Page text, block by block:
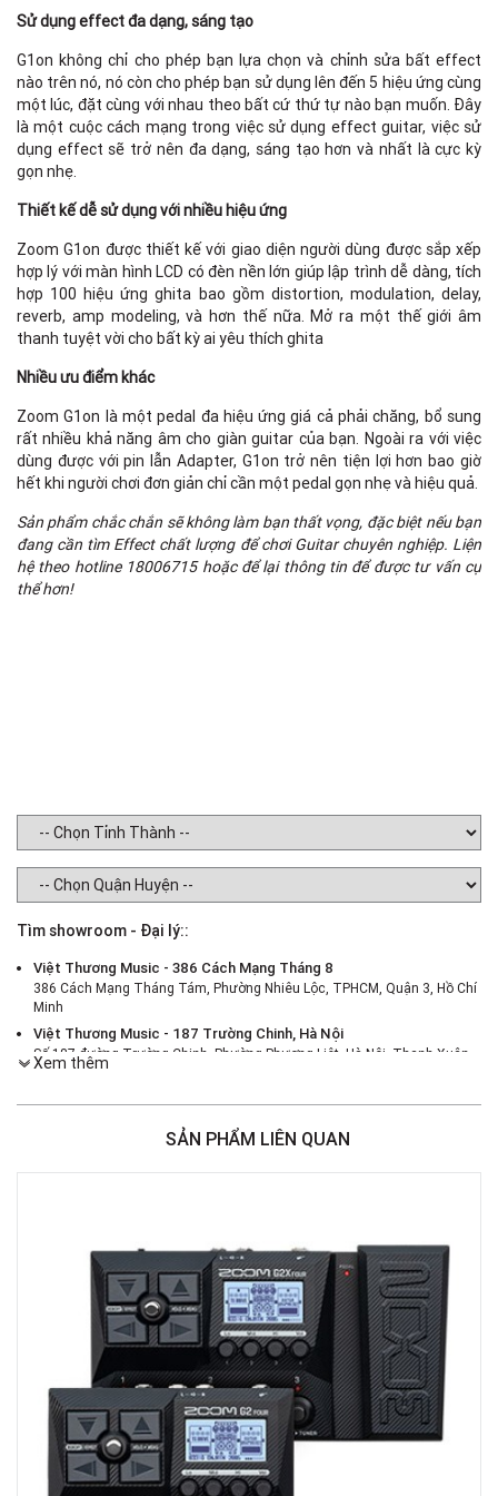
Sử dụng effect đa dạng, sáng tạo
G1on không chỉ cho phép bạn lựa chọn và chỉnh sửa bất effect
nào trên nó, nó còn cho phép bạn sử dụng lên đến 5 hiệu ứng cùng
một lúc, đặt cùng với nhau theo bất cứ thứ tự nào bạn muốn. Đây
là một cuộc cách mạng trong việc sử dụng effect guitar, việc sử
dụng effect sẽ trở nên đa dạng, sáng tạo hơn và nhất là cực kỳ
gọn nhẹ.
Thiết kế dễ sử dụng với nhiều hiệu ứng
Zoom G1on được thiết kế với giao diện người dùng được sắp xếp
hợp lý với màn hình LCD có đèn nền lớn giúp lập trình dễ dàng, tích
hợp 100 hiệu ứng ghita bao gồm distortion, modulation, delay,
reverb, amp modeling, và hơn thế nữa. Mở ra một thế giới âm
thanh tuyệt vời cho bất kỳ ai yêu thích ghita
Nhiều ưu điểm khác
Zoom G1on là một pedal đa hiệu ứng giá cả phải chăng, bổ sung
rất nhiều khả năng âm cho giàn guitar của bạn. Ngoài ra với việc
dùng được với pin lẫn Adapter, G1on trở nên tiện lợi hơn bao giờ
hết khi người chơi đơn giản chỉ cần một pedal gọn nhẹ và hiệu quả.
Sản phẩm chắc chắn sẽ không làm bạn thất vọng, đặc biệt nếu bạn
đang cần tìm Effect chất lượng để chơi Guitar chuyên nghiệp. Liện
hệ theo hotline 18006715 hoặc để lại thông tin để được tư vấn cụ
thể hơn!
Tìm showroom - Đại lý::
Việt Thương Music - 386 Cách Mạng Tháng 8
386 Cách Mạng Tháng Tám, Phường Nhiêu Lộc, TPHCM, Quận 3, Hồ Chí
Minh
Việt Thương Music - 187 Trường Chinh, Hà Nội
Số 187 đường Trường Chinh, Phường Phương Liệt, Hà Nội, Thanh Xuân ,
Hà Nội
Việt Thương Music - 46 Hào Nam
Việt Thương Music - Crescent Mall
Việt Thương Music - 369 Điện Biên Phủ
369 Điện Biên Phủ, Phường Bàn Cờ, TPHCM, Quận 3, Hồ Chí Minh
Việt Thương Music - 102Q An Dương Vương
102Q Đường An Dương Vương, Phường An Đông, TPHCM, Quận 5, Hồ Chí
Việt Thương Music - 49E Phan Đăng Lưu
49E Phan Đăng Lưu, Phường Bình Thạnh, TPHCM, Quận Bình Thạnh, Hồ
Chí Minh
Việt Thương Music - Phường Gò Vấp
11 Đường số 3, Khu dân cư Cityland Park Hill, Phường Gò Vấp, TPHCM,
Quận Gò Vấp, Hồ Chí Minh
Xem thêm
SẢN PHẨM LIÊN QUAN